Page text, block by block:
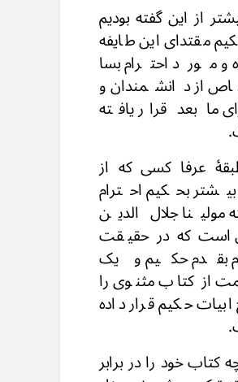
از این گفته بودیم
مقتدای این طایفه
و مورد احترام بسا
از دانشمندان و
ما بعد قرار یافته
عرفا کسی که از
بحکیم احترام
مولینا جلال الدین
است که در حقیقت
بقدم حکیم و یک
از کتاب مثنوی را
حکیم قرار داده
کتاب خود را در برابر